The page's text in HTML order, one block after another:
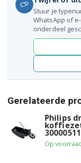
Stuur je
WhatsApp of
onderdeel
Gerelateerde
Philips
Op